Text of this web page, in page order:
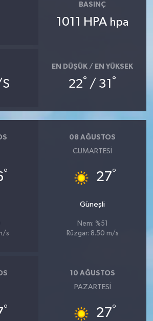
BASINÇ
1011 HPA hpa
EN DÜŞÜK / EN YÜKSEK
22° / 31 °
°
s
08 AĞUSTOS
CUMARTESI
27°
Güneşli
Nem: %51
Rüzgar: 8.50 m/s
°
10 AĞUSTOS
PAZARTESI
27°